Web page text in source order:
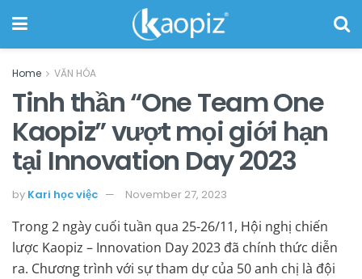
Home VĂN HÓA
Tinh thần “One Team One
Kaopiz” vượt mọi giới hạn
tại Innovation Day 2023
by Kari học việc November 27, 2023
Trong 2 ngày cuối tuần qua 25-26/11, Hội nghị chiến
lược Kaopiz – Innovation Day 2023 đã chính thức diễn
ra. Chương trình với sự tham dự của 50 anh chị là đội